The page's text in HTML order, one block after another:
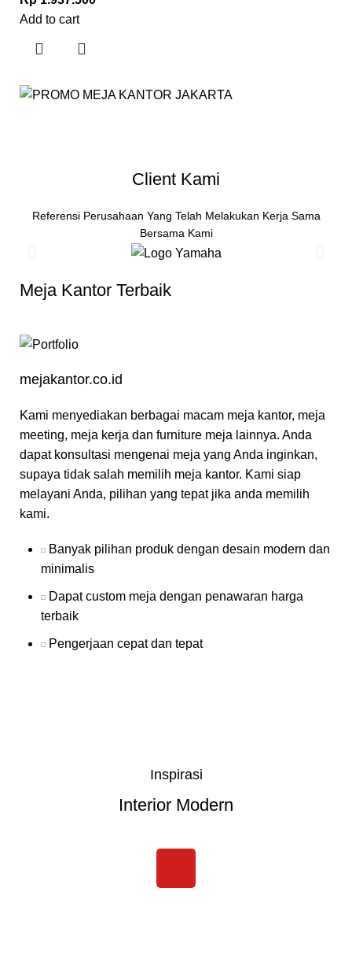
Add to cart
Client Kami
Referensi Perusahaan Yang Telah Melakukan Kerja Sama
Bersama Kami
Meja Kantor Terbaik
mejakantor.co.id
Kami menyediakan berbagai macam meja kantor, meja
meeting, meja kerja dan furniture meja lainnya. Anda
dapat konsultasi mengenai meja yang Anda inginkan,
supaya tidak salah memilih meja kantor. Kami siap
melayani Anda, pilihan yang tepat jika anda memilih
kami.
Banyak pilihan produk dengan desain modern dan
minimalis
Dapat custom meja dengan penawaran harga
terbaik
Pengerjaan cepat dan tepat
Inspirasi
Interior Modern